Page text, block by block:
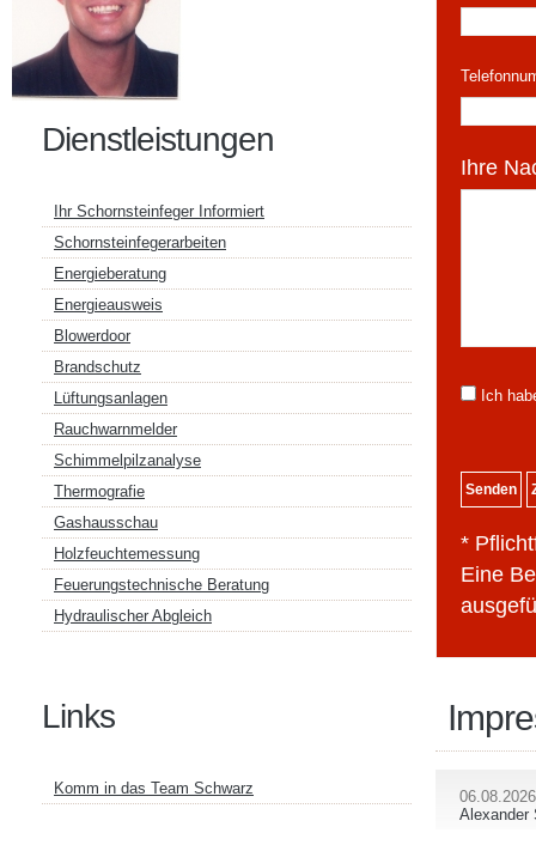
Ihre
Ich
*
Eine
Alexander
Dienstleistungen
Ihr Schornsteinfeger Informiert
Schornsteinfegerarbeiten
Energieberatung
Energieausweis
Blowerdoor
Brandschutz
Lüftungsanlagen
Rauchwarnmelder
Schimmelpilzanalyse
Thermografie
Gashausschau
Holzfeuchtemessung
Feuerungstechnische Beratung
Hydraulischer Abgleich
Links
Komm in das Team Schwarz